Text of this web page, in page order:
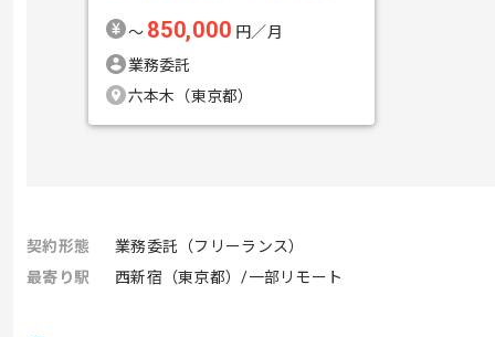
〜 850,000 円／月
業務委託
六本木（東京都）
契約形態
業務委託（フリーランス）
最寄り駅
西新宿（東京都）/一部リモート